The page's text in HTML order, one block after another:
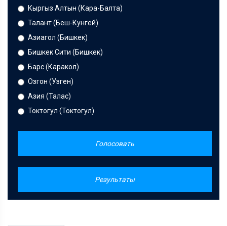
Кыргыз Алтын (Кара-Балта)
Талант (Беш-Кунгей)
Азиагол (Бишкек)
Бишкек Сити (Бишкек)
Барс (Каракол)
Озгон (Узген)
Азия (Талас)
Токтогул (Токтогул)
Голосовать
Результаты